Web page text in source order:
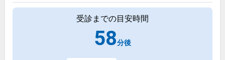
受診までの目安時間
58分後